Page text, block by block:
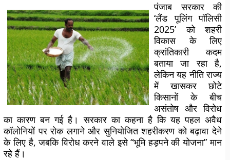
पंजाब सरकार की
‘लैंड पूलिंग पॉलिसी
2025’ को शहरी
विकास के लिए
क्रांतिकारी कदम
बताया जा रहा है,
लेकिन यह नीति राज्य
में खासकर छोटे
किसानों के बीच
असंतोष और विरोध
का कारण बन गई है। सरकार का कहना है कि यह पहल अवैध
कॉलोनियों पर रोक लगाने और सुनियोजित शहरीकरण को बढ़ावा देने
के लिए है, जबकि विरोध करने वाले इसे “भूमि हड़पने की योजना” मान
रहे हैं।